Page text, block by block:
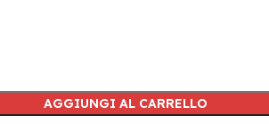
AGGIUNGI AL CARRELLO